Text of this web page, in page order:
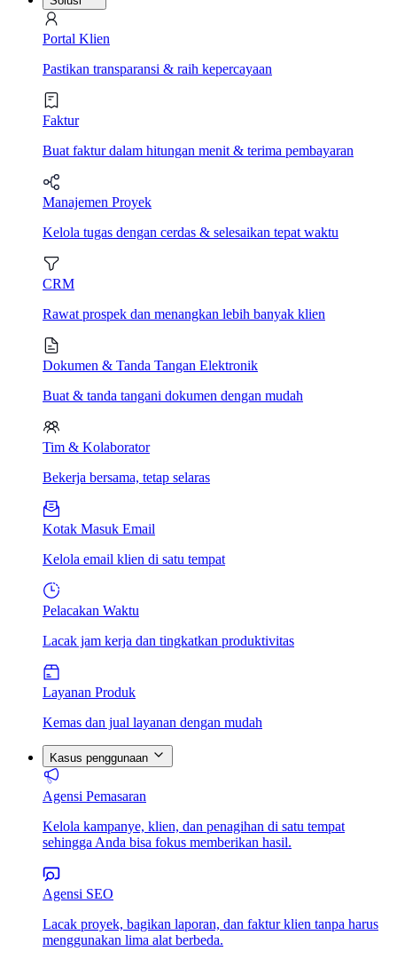
Portal Klien
Pastikan transparansi & raih kepercayaan
Faktur
Buat faktur dalam hitungan menit & terima pembayaran
Manajemen Proyek
Kelola tugas dengan cerdas & selesaikan tepat waktu
CRM
Rawat prospek dan menangkan lebih banyak klien
Dokumen & Tanda Tangan Elektronik
Buat & tanda tangani dokumen dengan mudah
Tim & Kolaborator
Bekerja bersama, tetap selaras
Kotak Masuk Email
Kelola email klien di satu tempat
Pelacakan Waktu
Lacak jam kerja dan tingkatkan produktivitas
Layanan Produk
Kemas dan jual layanan dengan mudah
Kasus penggunaan
Agensi Pemasaran
Kelola kampanye, klien, dan penagihan di satu tempat
sehingga Anda bisa fokus memberikan hasil.
Agensi SEO
Lacak proyek, bagikan laporan, dan faktur klien tanpa harus
menggunakan lima alat berbeda.